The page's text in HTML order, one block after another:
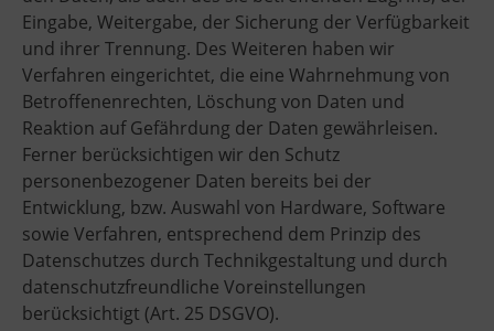
Eingabe, Weitergabe, der Sicherung der Verfügbarkeit
und ihrer Trennung. Des Weiteren haben wir
Verfahren eingerichtet, die eine Wahrnehmung von
Betroffenenrechten, Löschung von Daten und
Reaktion auf Gefährdung der Daten gewährleisen.
Ferner berücksichtigen wir den Schutz
personenbezogener Daten bereits bei der
Entwicklung, bzw. Auswahl von Hardware, Software
sowie Verfahren, entsprechend dem Prinzip des
Datenschutzes durch Technikgestaltung und durch
datenschutzfreundliche Voreinstellungen
berücksichtigt (Art. 25 DSGVO).